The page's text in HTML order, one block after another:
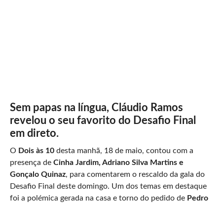
Sem papas na língua, Cláudio Ramos
revelou o seu favorito do Desafio Final
em direto.
O Dois às 10desta manhã, 18 de maio, contou com a
presença de Cinha Jardim, Adriano Silva Martins e
Gonçalo Quinaz, para comentarem o rescaldo da gala do
Desafio Final deste domingo. Um dos temas em destaque
foi a polémica gerada na casa e torno do pedido de Pedro